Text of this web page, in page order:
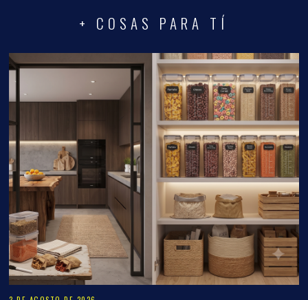
3 DE AGOSTO DE 2026
Organizar tu despensa: La guía perfecta para ahorrar
espacio, dinero y evitar el desperdicio